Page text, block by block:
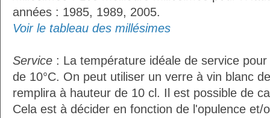
années : 1985, 1989, 2005.
Voir le tableau des millésimes
Service : La température idéale de service
de 10°C. On peut utiliser un verre à vin blanc
remplira à hauteur de 10 cl. Il est possible de
Cela est à décider en fonction de l'opulence et/